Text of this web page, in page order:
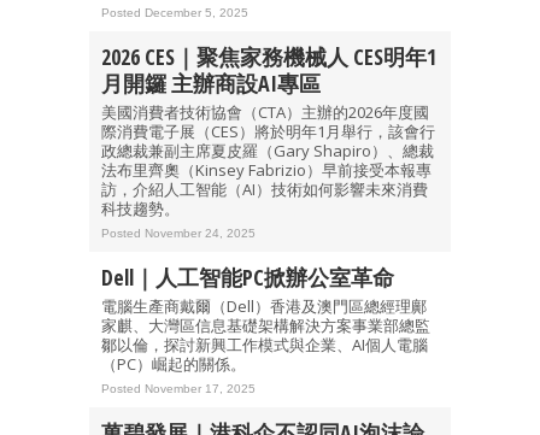
Posted December 5, 2025
2026 CES｜聚焦家務機械人 CES明年1
月開鑼 主辦商設AI專區
美國消費者技術協會（CTA）主辦的2026年度國
際消費電子展（CES）將於明年1月舉行，該會行
政總裁兼副主席夏皮羅（Gary Shapiro）、總裁
法布里齊奧（Kinsey Fabrizio）早前接受本報專
訪，介紹人工智能（AI）技術如何影響未來消費
科技趨勢。
Posted November 24, 2025
Dell｜人工智能PC掀辦公室革命
電腦生產商戴爾（Dell）香港及澳門區總經理鄺
家麒、大灣區信息基礎架構解決方案事業部總監
鄒以倫，探討新興工作模式與企業、AI個人電腦
（PC）崛起的關係。
Posted November 17, 2025